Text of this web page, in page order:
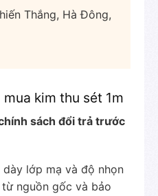
Thắng, Hà Đông,
kim thu sét 1m
sách đổi trả trước
lớp mạ và độ nhọn
nguồn gốc và bảo